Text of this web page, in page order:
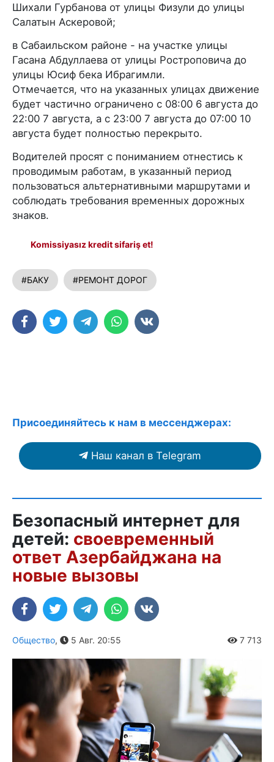
Шихали Гурбанова от улицы Физули до улицы
Салатын Аскеровой;
в Сабаильском районе - на участке улицы
Гасана Абдуллаева от улицы Ростроповича до
улицы Юсиф бека Ибрагимли.
Отмечается, что на указанных улицах движение
будет частично ограничено с 08:00 6 августа до
22:00 7 августа, а с 23:00 7 августа до 07:00 10
августа будет полностью перекрыто.
Водителей просят с пониманием отнестись к
проводимым работам, в указанный период
пользоваться альтернативными маршрутами и
соблюдать требования временных дорожных
знаков.
Komissiyasız kredit sifariş et!
#БАКУ #РЕМОНТ ДОРОГ
Присоединяйтесь к нам в мессенджерах:
Наш канал в Telegram
Безопасный интернет для
детей: своевременный
ответ Азербайджана на
новые вызовы
Общество, 5 Авг. 20:55 7 713